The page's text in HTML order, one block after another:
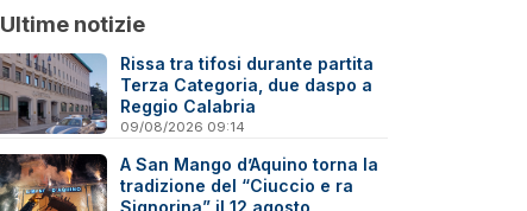
Ultime notizie
Rissa tra tifosi durante partita
Terza Categoria, due daspo a
Reggio Calabria
09/08/2026 09:14
A San Mango d’Aquino torna la
tradizione del “Ciuccio e ra